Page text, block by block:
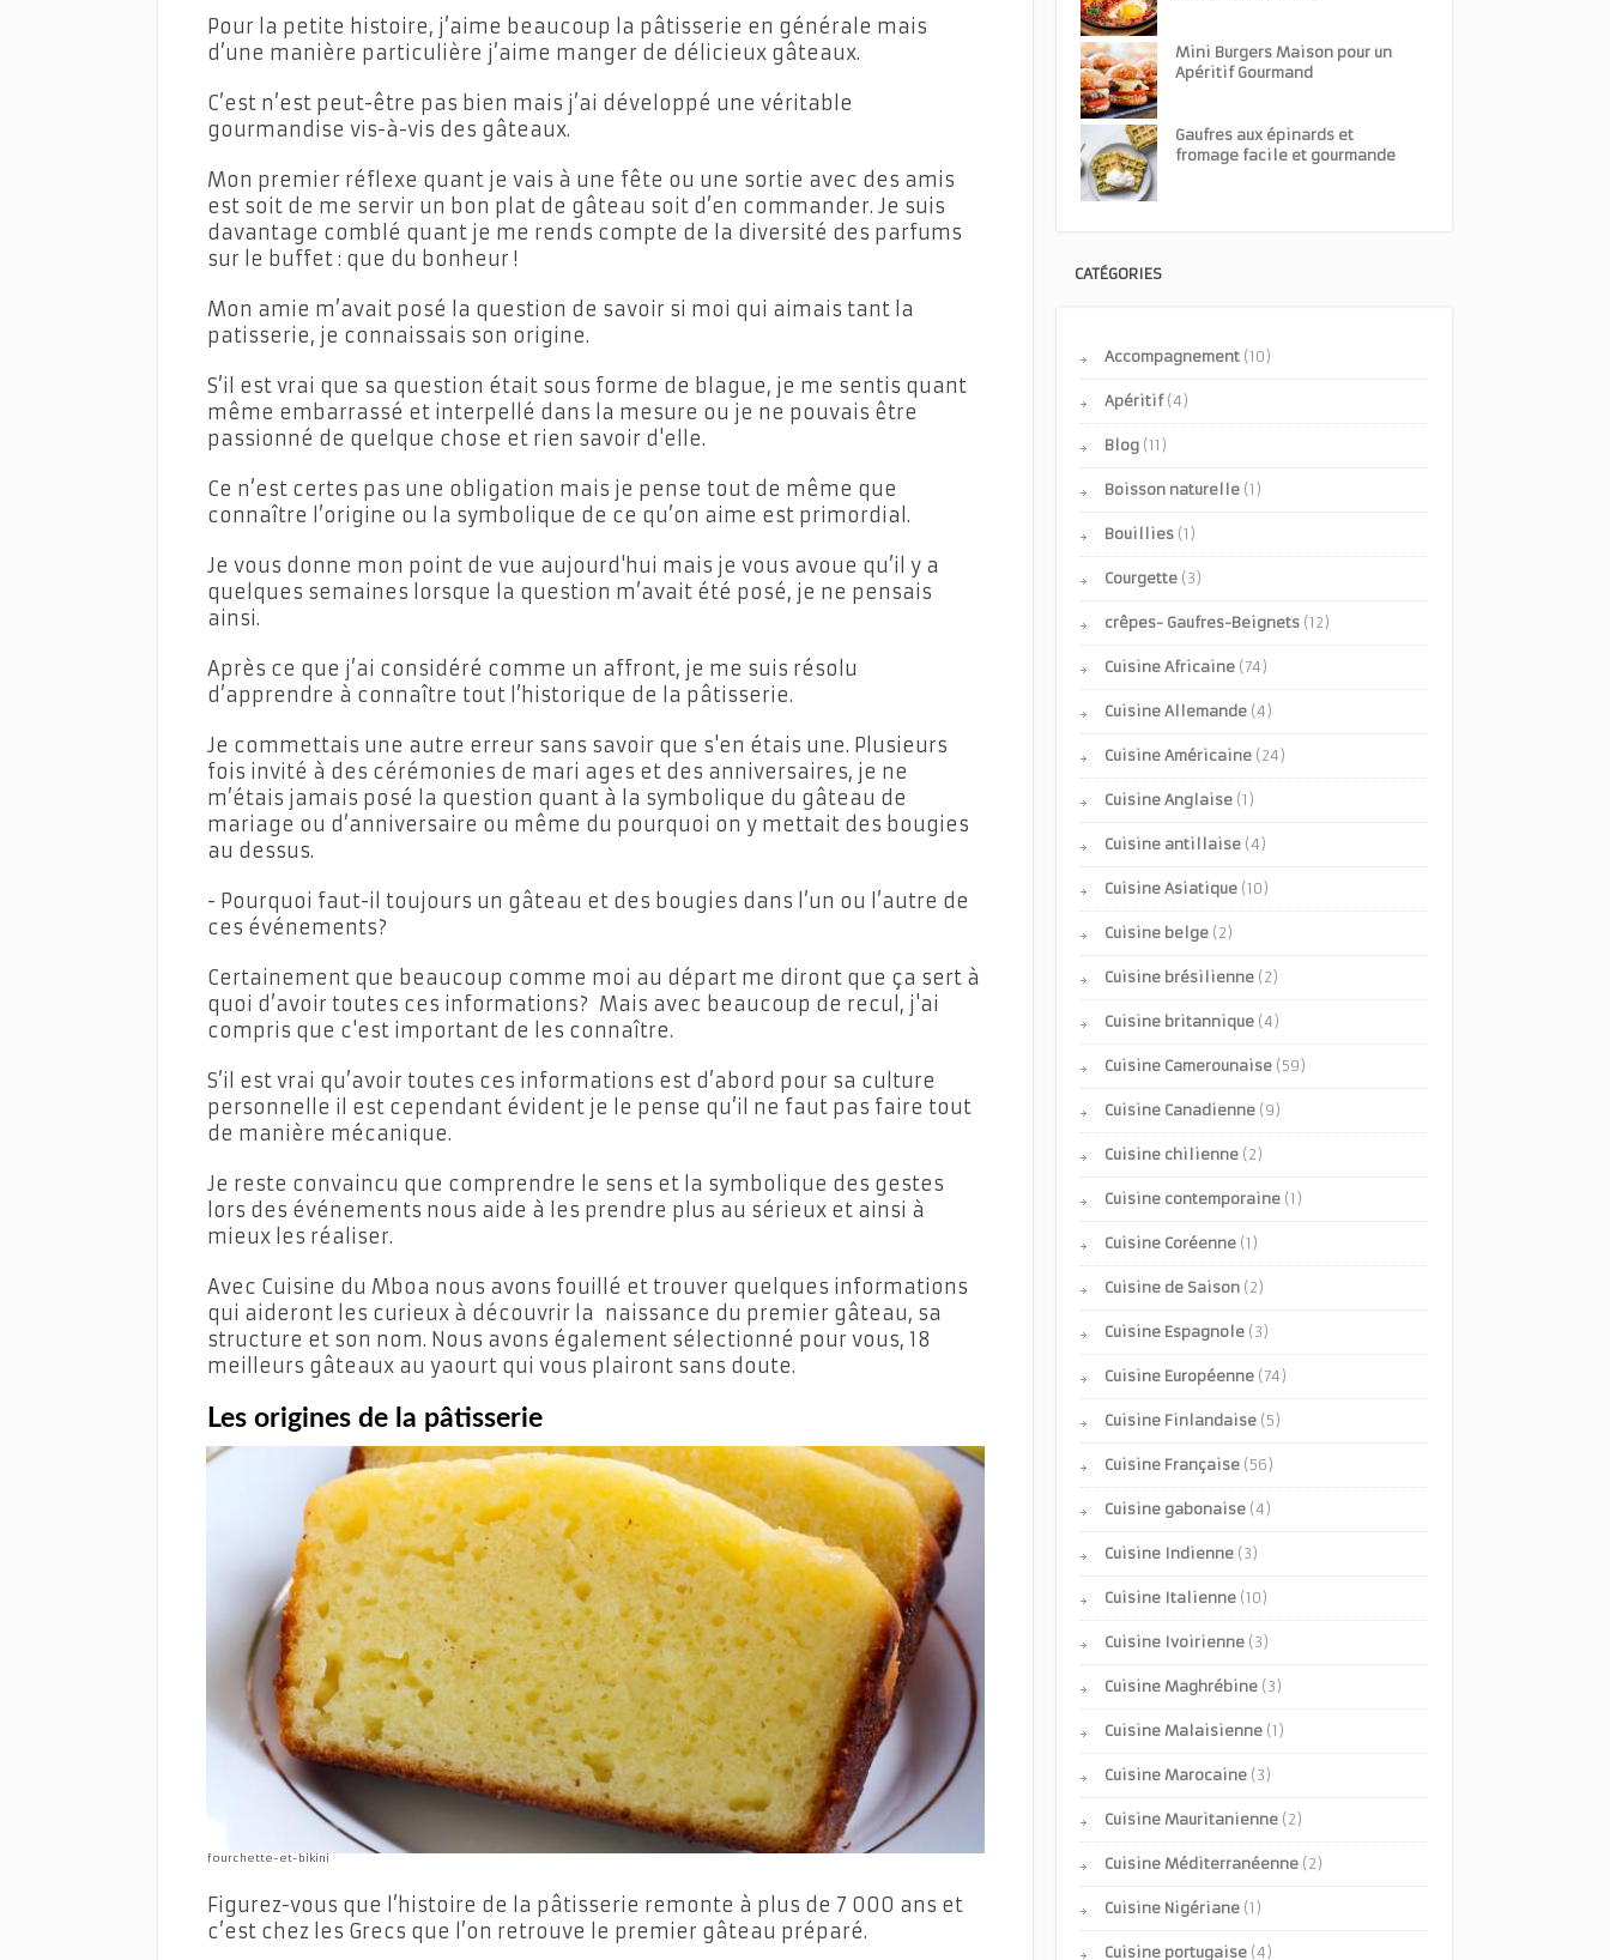
Pour la petite histoire, j’aime beaucoup la pâtisserie en générale mais
d’une manière particulière j’aime manger de délicieux gâteaux.
C’est n’est peut-être pas bien mais j’ai développé une véritable
gourmandise vis-à-vis des gâteaux.
Mon premier réflexe quant je vais à une fête ou une sortie avec des amis
est soit de me servir un bon plat de gâteau soit d’en commander. Je suis
davantage comblé quant je me rends compte de la diversité des parfums
sur le buffet : que du bonheur !
Mon amie m’avait posé la question de savoir si moi qui aimais tant la
patisserie, je connaissais son origine.
S’il est vrai que sa question était sous forme de blague, je me sentis quant
même embarrassé et interpellé dans la mesure ou je ne pouvais être
passionné de quelque chose et rien savoir d'elle.
Ce n’est certes pas une obligation mais je pense tout de même que
connaître l’origine ou la symbolique de ce qu’on aime est primordial.
Je vous donne mon point de vue aujourd'hui mais je vous avoue qu’il y a
quelques semaines lorsque la question m’avait été posé, je ne pensais
ainsi.
Après ce que j’ai considéré comme un affront, je me suis résolu
d’apprendre à connaître tout l’historique de la pâtisserie.
Je commettais une autre erreur sans savoir que s'en étais une. Plusieurs
fois invité à des cérémonies de mari ages et des anniversaires, je ne
m’étais jamais posé la question quant à la symbolique du gâteau de
mariage ou d’anniversaire ou même du pourquoi on y mettait des bougies
au dessus.
- Pourquoi faut-il toujours un gâteau et des bougies dans l’un ou l’autre de
ces événements?
Certainement que beaucoup comme moi au départ me diront que ça sert à
quoi d’avoir toutes ces informations? Mais avec beaucoup de recul, j'ai
compris que c'est important de les connaître.
S’il est vrai qu’avoir toutes ces informations est d’abord pour sa culture
personnelle il est cependant évident je le pense qu’il ne faut pas faire tout
de manière mécanique.
Je reste convaincu que comprendre le sens et la symbolique des gestes
lors des événements nous aide à les prendre plus au sérieux et ainsi à
mieux les réaliser.
Avec Cuisine du Mboa nous avons fouillé et trouver quelques informations
qui aideront les curieux à découvrir la naissance du premier gâteau, sa
structure et son nom. Nous avons également sélectionné pour vous, 18
meilleurs gâteaux au yaourt qui vous plairont sans doute.
Les origines de la pâtisserie
fourchette-et-bikini
Figurez-vous que l’histoire de la pâtisserie remonte à plus de 7 000 ans et
c’est chez les Grecs que l’on retrouve le premier gâteau préparé.
Mini Burgers Maison pour un
Apéritif Gourmand
Gaufres aux épinards et
fromage facile et gourmande
CATÉGORIES
Accompagnement (10)
Apéritif(4)
Blog (11)
Boisson naturelle (1)
Bouillies (1)
Courgette (3)
crêpes- Gaufres-Beignets (12)
Cuisine Africaine (74)
Cuisine Allemande (4)
Cuisine Américaine (24)
Cuisine Anglaise (1)
Cuisine antillaise (4)
Cuisine Asiatique (10)
Cuisine belge (2)
Cuisine brésilienne (2)
Cuisine britannique (4)
Cuisine Camerounaise (59)
Cuisine Canadienne (9)
Cuisine chilienne (2)
Cuisine contemporaine (1)
Cuisine Coréenne (1)
Cuisine de Saison (2)
Cuisine Espagnole (3)
Cuisine Européenne (74)
Cuisine Finlandaise (5)
Cuisine Française (56)
Cuisine gabonaise (4)
Cuisine Indienne (3)
Cuisine Italienne (10)
Cuisine Ivoirienne (3)
Cuisine Maghrébine (3)
Cuisine Malaisienne (1)
Cuisine Marocaine (3)
Cuisine Mauritanienne (2)
Cuisine Méditerranéenne (2)
Cuisine Nigériane (1)
Cuisine portugaise (4)